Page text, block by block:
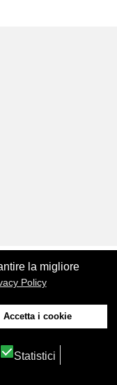
la migliore
Policy
Accetta i cookie
Statistici